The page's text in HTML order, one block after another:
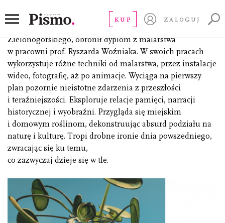
KUP ZALOGUJ
absolwent Wydziału Artystycznego Uniwersytetu
Zielonogórskiego, obronił dyplom z malarstwa
w pracowni prof. Ryszarda Woźniaka. W swoich pracach
wykorzystuje różne techniki od malarstwa, przez instalacje
wideo, fotografię, aż po animacje. Wyciąga na pierwszy
plan pozornie nieistotne zdarzenia z przeszłości
i teraźniejszości. Eksploruje relacje pamięci, narracji
historycznej i wyobraźni. Przygląda się miejskim
i domowym roślinom, dekonstruując absurd podziału na
naturę i kulturę. Tropi drobne ironie dnia powszedniego,
zwracając się ku temu,
co zazwyczaj dzieje się w tle.